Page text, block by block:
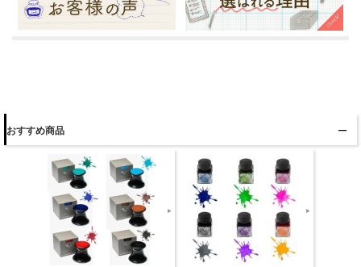
おすすめ商品